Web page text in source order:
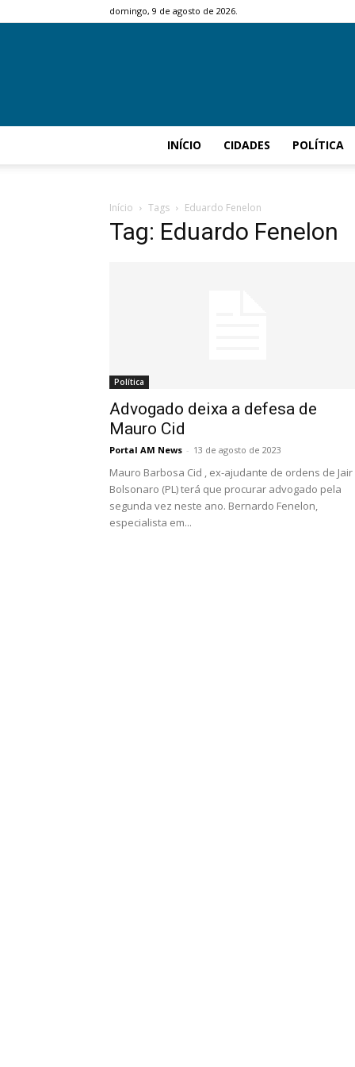
domingo, 9 de agosto de 2026.
INÍCIO CIDADES POLÍTICA
Início Tags Eduardo Fenelon
Tag: Eduardo Fenelon
Política
Advogado deixa a defesa de
Mauro Cid
Portal AM News - 13 de agosto de 2023
Mauro Barbosa Cid , ex-ajudante de ordens de Jair
Bolsonaro (PL) terá que procurar advogado pela
segunda vez neste ano. Bernardo Fenelon,
especialista em...